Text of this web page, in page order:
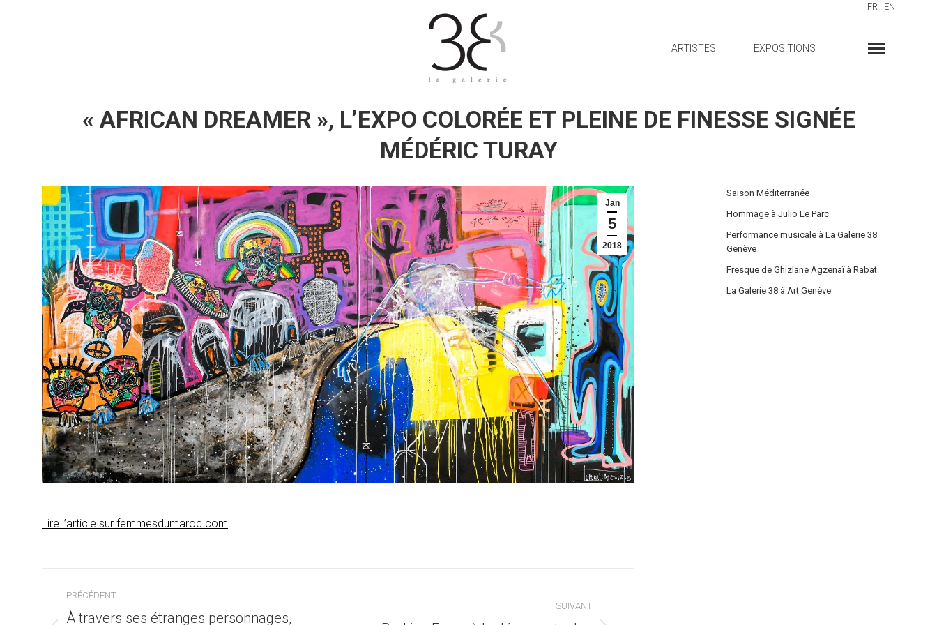
FR | EN
ARTISTES EXPOSITIONS
« AFRICAN DREAMER », L’EXPO COLORÉE ET PLEINE DE FINESSE SIGNÉE
MÉDÉRIC TURAY
Jan
5
2018
Lire l’article sur femmesdumaroc.com
Navigation
article
PRÉCÉDENT
À travers ses étranges personnages,
SUIVANT
Saison Méditerranée
Hommage à Julio Le Parc
Performance musicale à La Galerie 38
Genève
Fresque de Ghizlane Agzenaï à Rabat
La Galerie 38 à Art Genève